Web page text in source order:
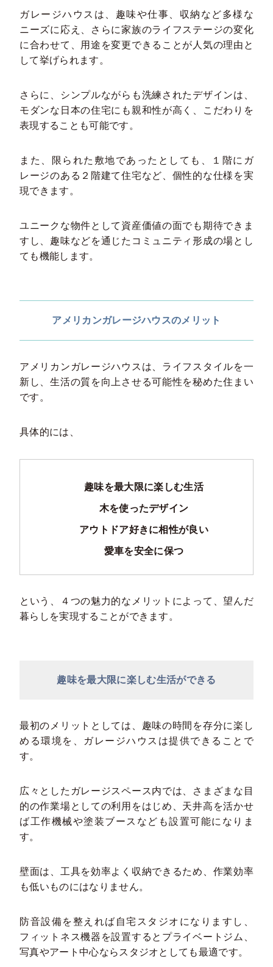
ガレージハウスは、趣味や仕事、収納など多様な
ニーズに応え、さらに家族のライフステージの変化
に合わせて、用途を変更できることが人気の理由と
して挙げられます。
さらに、シンプルながらも洗練されたデザインは、
モダンな日本の住宅にも親和性が高く、こだわりを
表現することも可能です。
また、限られた敷地であったとしても、１階にガ
レージのある２階建て住宅など、個性的な仕様を実
現できます。
ユニークな物件として資産価値の面でも期待できま
すし、趣味などを通じたコミュニティ形成の場とし
ても機能します。
アメリカンガレージハウスのメリット
アメリカンガレージハウスは、ライフスタイルを一
新し、生活の質を向上させる可能性を秘めた住まい
です。
具体的には、
趣味を最大限に楽しむ生活
木を使ったデザイン
アウトドア好きに相性が良い
愛車を安全に保つ
という、４つの魅力的なメリットによって、望んだ
暮らしを実現することができます。
趣味を最大限に楽しむ生活ができる
最初のメリットとしては、趣味の時間を存分に楽し
める環境を、ガレージハウスは提供できることで
す。
広々としたガレージスペース内では、さまざまな目
的の作業場としての利用をはじめ、天井高を活かせ
ば工作機械や塗装ブースなども設置可能になりま
す。
壁面は、工具を効率よく収納できるため、作業効率
も低いものにはなりません。
防音設備を整えれば自宅スタジオになりますし、
フィットネス機器を設置するとプライベートジム、
写真やアート中心ならスタジオとしても最適です。